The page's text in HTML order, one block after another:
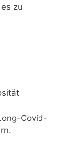
zu
Covid-